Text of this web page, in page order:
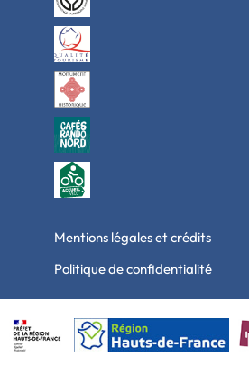
Mentions légales et crédits
Politique de confidentialité